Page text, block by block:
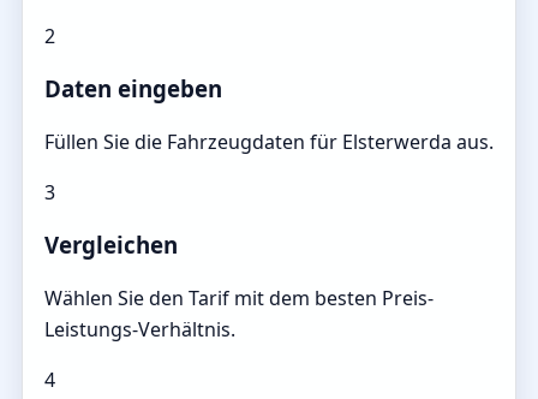
2
Daten eingeben
Füllen Sie die Fahrzeugdaten für Elsterwerda aus.
3
Vergleichen
Wählen Sie den Tarif mit dem besten Preis-
Leistungs-Verhältnis.
4